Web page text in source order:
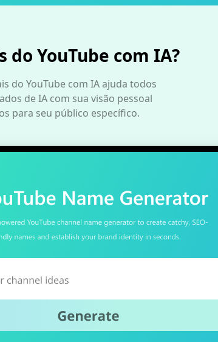
YouTube com IA?
do YouTube com IA ajuda todos
de IA com sua visão pessoal
para seu público específico.